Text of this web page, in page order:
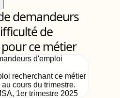
demandeurs
de
ce métier
d'emploi
recherchant ce métier
cours du trimestre.
, 1er trimestre 2025